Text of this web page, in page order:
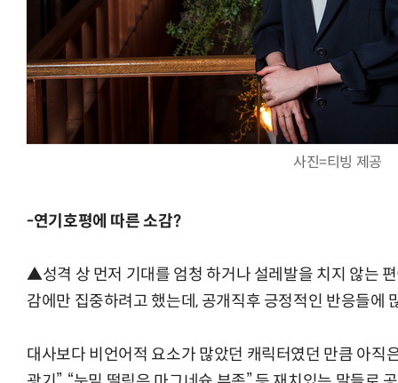
사진=티빙 제공
-연기호평에 따른 소감?
▲성격 상 먼저 기대를 엄청 하거나 설레발을 치지 않는
감에만 집중하려고 했는데, 공개직후 긍정적인 반응들에
대사보다 비언어적 요소가 많았던 캐릭터였던 만큼 아직